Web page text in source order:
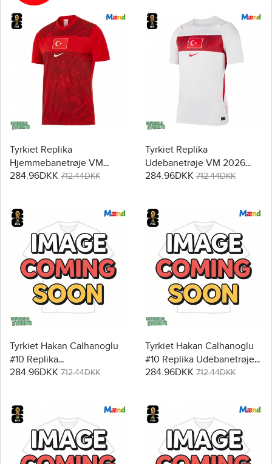
Tyrkiet Replika
Hjemmebanetrøje VM
2026 Kortærmet
284.96DKK 712.44DKK
Tyrkiet Replika
Udebanetrøje VM 2026
Kortærmet
284.96DKK 712.44DKK
Tyrkiet Hakan Calhanoglu
#10 Replika
Hjemmebanetrøje VM
284.96DKK 712.44DKK
Tyrkiet Hakan Calhanoglu
#10 Replika Udebanetrøje
VM 2026 Kortærmet
284.96DKK 712.44DKK